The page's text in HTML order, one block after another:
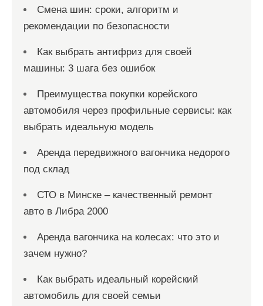
Смена шин: сроки, алгоритм и
рекомендации по безопасности
Как выбрать антифриз для своей
машины: 3 шага без ошибок
Преимущества покупки корейского
автомобиля через профильные сервисы: как
выбрать идеальную модель
Аренда передвижного вагончика недорого
под склад
СТО в Минске – качественный ремонт
авто в Либра 2000
Аренда вагончика на колесах: что это и
зачем нужно?
Как выбрать идеальный корейский
автомобиль для своей семьи